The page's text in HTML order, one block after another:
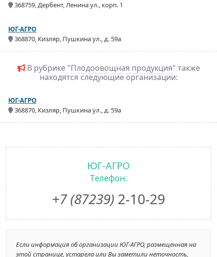
368759, Дербент, Ленина ул., корп. 1
ЮГ-АГРО
368870, Кизляр, Пушкина ул., д. 59а
В рубрике "Плодоовощная продукция" также
находятся следующие организации:
ЮГ-АГРО
368870, Кизляр, Пушкина ул., д. 59а
ЮГ-АГРО
Телефон:
+7 (87239) 2-10-29
Если информация об организации ЮГ-АГРО, размещенная на
этой странице, устарела или Вы заметили неточность,